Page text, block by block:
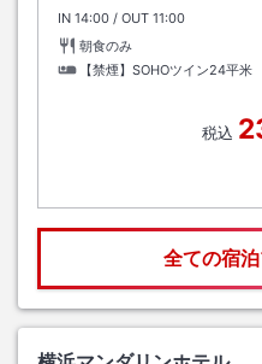
IN チェックイン
14:00 / OUT チェックアウト
11:00
朝食のみ
【禁煙】SOHOツイン24平
税込
全ての宿